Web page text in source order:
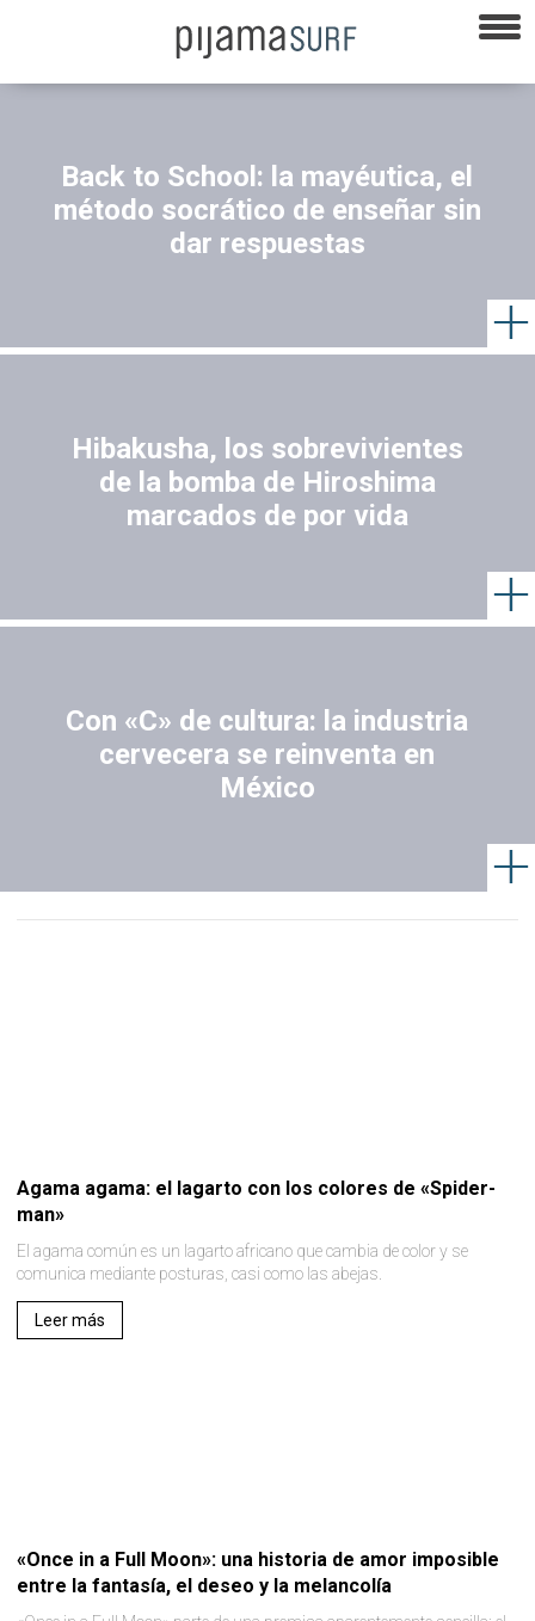
Back to School: la mayéutica, el
método socrático de enseñar sin
dar respuestas
Hibakusha, los sobrevivientes
de la bomba de Hiroshima
marcados de por vida
Con «C» de cultura: la industria
cervecera se reinventa en
México
Agama agama: el lagarto con los colores de «Spider-
man»
El agama común es un lagarto africano que cambia de color y se
comunica mediante posturas, casi como las abejas.
Leer más
«Once in a Full Moon»: una historia de amor imposible
entre la fantasía, el deseo y la melancolía